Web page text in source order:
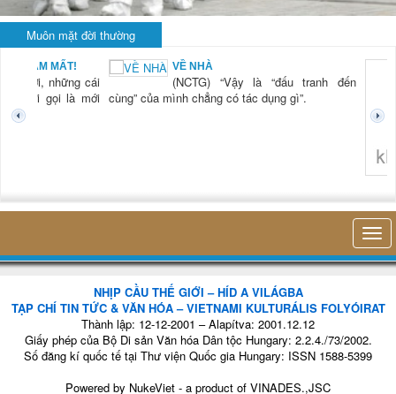
Muôn mặt đời thường
VỀ NHÀ
(NCTG) “Vậy là “đấu tranh đến
của mình chẳng có tác dụng gì”.
NHỊP CẦU THẾ GIỚI – HÍD A VILÁGBA
TẠP CHÍ TIN TỨC & VĂN HÓA – VIETNAMI KULTURÁLIS FOLYÓIRAT
Thành lập: 12-12-2001 – Alapítva: 2001.12.12
Giấy phép của Bộ Di sản Văn hóa Dân tộc Hungary: 2.2.4./73/2002.
Số đăng kí quốc tế tại Thư viện Quốc gia Hungary: ISSN 1588-5399
Powered by NukeViet - a product of VINADES.,JSC